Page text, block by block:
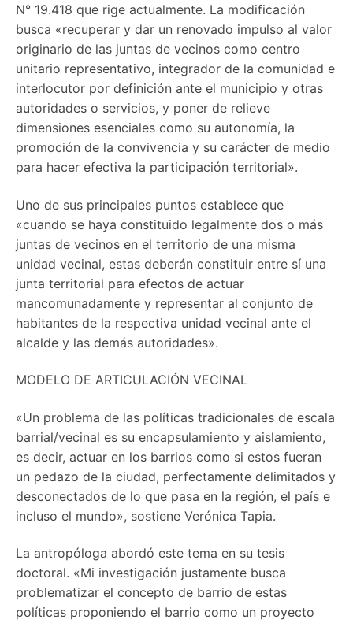
N° 19.418 que rige actualmente. La modificación
busca «recuperar y dar un renova­do impulso al valor
originario de las juntas de vecinos como centro
unitario representativo, integrador de la comunidad e
interlocutor por definición ante el municipio y otras
autoridades o servicios, y poner de relieve
dimensiones esenciales como su autonomía, la
promoción de la convivencia y su carácter de medio
para hacer efectiva la parti­cipación territorial».
Uno de sus principales puntos esta­blece que
«cuando se haya consti­tuido legalmente dos o más
juntas de vecinos en el territorio de una misma
unidad vecinal, estas debe­rán constituir entre sí una
junta territorial para efectos de actuar
mancomunadamente y represen­tar al conjunto de
habitantes de la respectiva unidad vecinal ante el
alcalde y las demás autoridades».
MODELO DE ARTICULACIÓN VECINAL
«Un problema de las políticas tra­dicionales de escala
barrial/vecinal es su encapsulamiento y ais­lamiento,
es decir, actuar en los barrios como si estos fueran
un pe­dazo de la ciudad, perfectamente delimitados y
desconectados de lo que pasa en la región, el país e
in­cluso el mundo», sostiene Verónica Tapia.
La antropóloga abordó este tema en su tesis
doctoral. «Mi investi­gación justamente busca
problematizar el concepto de barrio de estas
políticas proponiendo el barrio como un proyecto